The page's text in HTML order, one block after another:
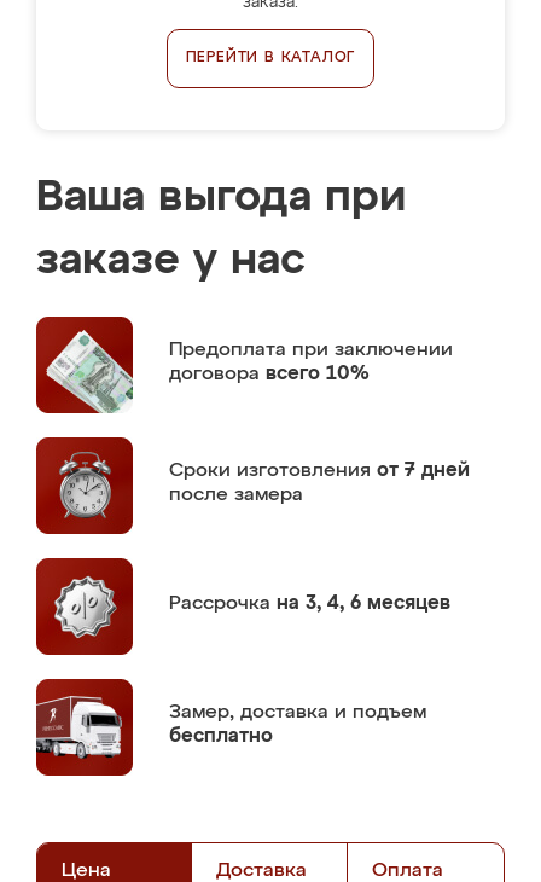
ПЕРЕЙТИ В КАТАЛОГ
Ваша выгода при
заказе у нас
Предоплата при заключении
договора всего 10%
Сроки изготовления от 7 дней
после замера
Рассрочка на 3, 4, 6 месяцев
Замер, доставка и подъем
бесплатно
Цена Доставка Оплата